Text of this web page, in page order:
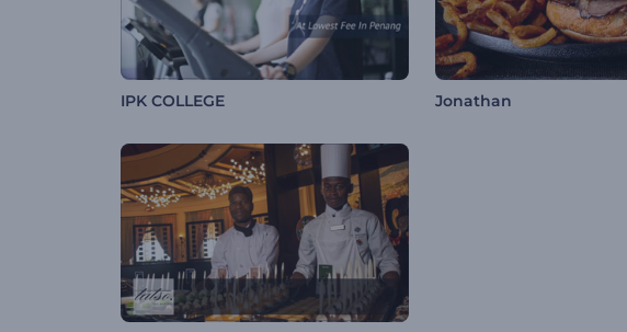
IPK COLLEGE Jonathan